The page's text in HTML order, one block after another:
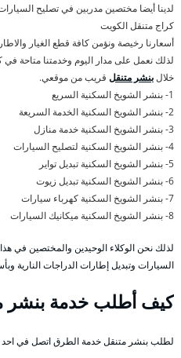
لدينا أيضا مختصين مدربين في تصليح
كراج متنقل الكويت
أسعارنا رخيصة ونؤمن كافة قطع الغيار
لذلك نعمل على مدار اليوم وخدمتنا متاحة
خلالبنشر متنقل قريب من موقعي.
1- بنشر الشويخ السكنية السريع
2- بنشر الشويخ السكنية الخدمة السريعة
3- بنشر الشويخ السكنية خدمة منازل
4- بنشر الشويخ السكنية لتصليح السيارات
5- بنشر الشويخ السكنية تبديل تواير
6- بنشر الشويخ السكنية تبديل زيوت
7- بنشر الشويخ السكنية كهرباء سيارات
8- بنشر الشويخ السكنية ميكانيك السيارات
لذلك نحن الوكلاء الوحيدين والمختصين في
السيارات وتبديل إطارات الدراجات النارية
كيف أطلب خدمة بنشر
لطلب بنشر متنقل خدمة الطرق اتصل في احد